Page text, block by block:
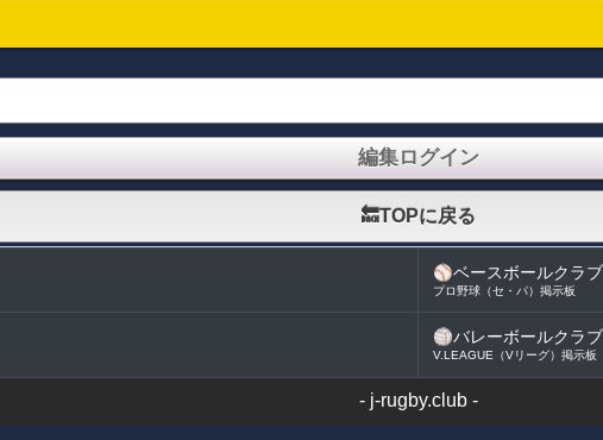
🔙TOPに戻る
⚾ベースボールクラブ
プロ野球（セ・パ）掲示板
🏐バレーボールクラブ
V.LEAGUE（Vリーグ）掲示板
- j-rugby.club -